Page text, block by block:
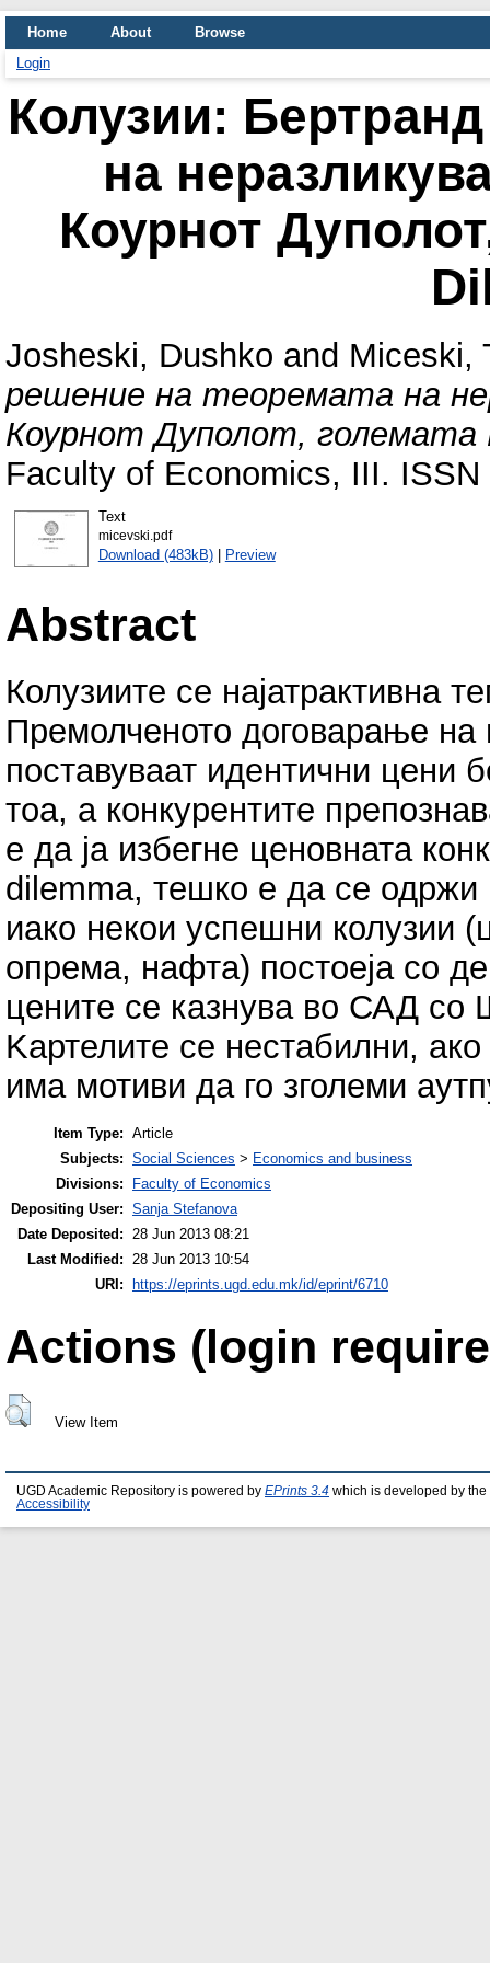
Home About
Browse
Login
Колузии:
на
Коурнот
Josheski, Dushko and Miceski,
решение на теоремата на
Коурнот Дуполот, големата
Faculty of Economics, III. ISSN
Text
micevski.pdf
Download (483kB)| Preview
Abstract
Колузиите се најатрактивна
Премолченото договарање
поставуваат идентични цени
тоа, а конкурентите
е да ја избегне ценовната
dilemma, тешко е да се одржи
иако некои успешни колузии
опрема, нафта) постоеја со
цените се казнува во САД со
Kартелите се нестабилни,
има мотиви да го зголеми
Item Type: Article
Subjects: Social Sciences > Economics and business
Divisions:
Faculty of Economics
Depositing User: Sanja Stefanova
Date Deposited: 28 Jun 2013 08:21
Last Modified: 28 Jun 2013 10:54
URI:
https://eprints.ugd.edu.mk/id/eprint/6710
Actions (login
View Item
UGD Academic Repository is powered by EPrints 3.4 which is developed by the
Accessibility